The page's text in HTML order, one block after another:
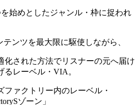
始めとしたジャンル・枠に捉われ
ンツを最大限に駆使しながら、
化された方法でリスナーの元へ届け
るレーベル・VIA。
ファクトリー内のレーベル・
ゾーン」